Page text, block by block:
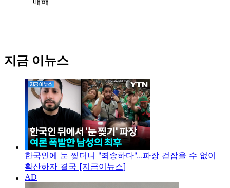
지금 이뉴스
한국인에 눈 찢더니 "죄송하다"...파장 걷잡을 수 없이
확산하자 결국 [지금이뉴스]